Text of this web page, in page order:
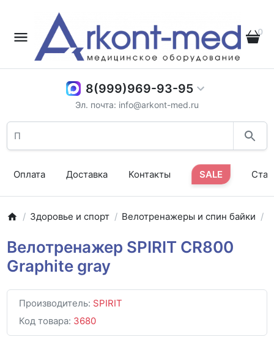
0
8(999)969-93-95
Эл. почта: info@arkont-med.ru
Оплата Доставка Контакты SALE
Здоровье и спорт Велотренажеры и спин байки
Велотренажер SPIRIT CR800
Graphite gray
Производитель: SPIRIT
Код товара: 3680